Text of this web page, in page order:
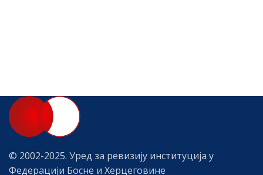
© 2002-2025. Уред за ревизију институција у
Федерацији Босне и Херцеговине